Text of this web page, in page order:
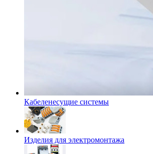
Кабеленесущие системы
Изделия для электромонтажа